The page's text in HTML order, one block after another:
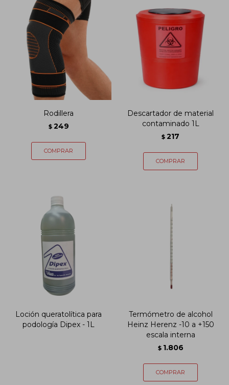
Rodillera
$ 249
Descartador de material
contaminado 1L
$ 217
Loción queratolítica para
podología Dipex - 1L
Termómetro de alcohol
Heinz Herenz -10 a +150
escala interna
$ 1.806